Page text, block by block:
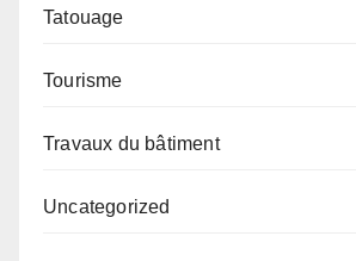
Tatouage
Tourisme
Travaux du bâtiment
Uncategorized